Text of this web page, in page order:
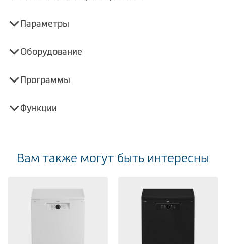
Параметры
Оборудование
Программы
Функции
Вам также могут быть интересны